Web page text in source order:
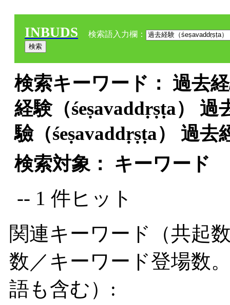
INBUDS 検索語入力欄：
検索キーワード： 過去
経験（śeṣavaddṛṣṭa） 過
驗（śeṣavaddṛṣṭa） 過去
検索対象： キーワード
-- 1 件ヒット
関連キーワード（共起
数／キーワード登場数
語も含む）: